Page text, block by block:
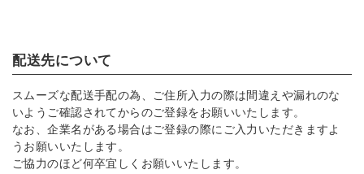
配送先について
スムーズな配送手配の為、ご住所入力の際は間違えや漏れのな
いようご確認されてからのご登録をお願いいたします。
なお、企業名がある場合はご登録の際にご入力いただきますよ
うお願いいたします。
ご協力のほど何卒宜しくお願いいたします。